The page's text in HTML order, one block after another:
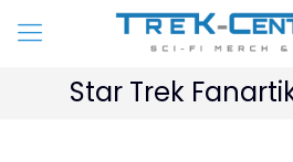
Star Trek